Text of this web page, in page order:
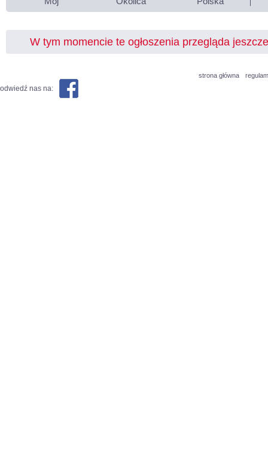
W tym momencie te ogłoszenia przegląda
strona główna
odwiedź nas na: